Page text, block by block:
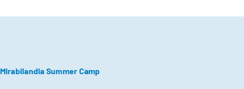
Mirabilandia Summer Camp